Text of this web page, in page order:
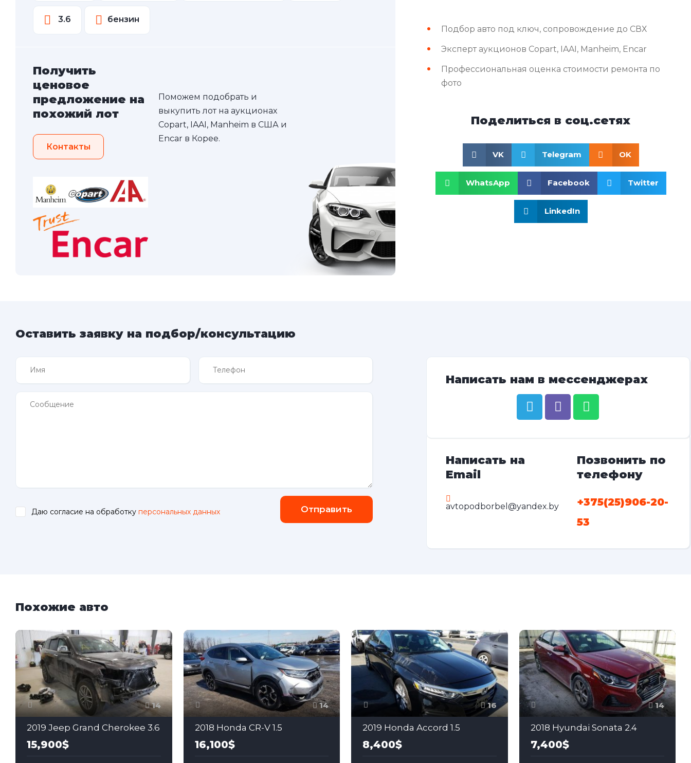
3.6 бензин
Получить
ценовое
предложение на
похожий лот
Контакты
Поможем подобрать и
выкупить лот на аукционах
Copart, IAAI, Manheim в США и
Encar в Корее.
Подбор авто под ключ, сопровождение до СВХ
Эксперт аукционов Copart, IAAI, Manheim, Encar
Профессиональная оценка стоимости ремонта по
фото
Поделиться в соц.сетях
VK Telegram OK
WhatsApp Facebook Twitter
LinkedIn
Оставить заявку на подбор/консультацию
Даю согласие на обработку персональных данных Отправить
Написать нам в мессенджерах
Написать на
Email
avtopodborbel@yandex.by
Позвонить по
телефону
+375(25)906-20-
53
Похожие авто
14
2019 Jeep Grand Cherokee 3.6
15,900$
14
2018 Honda CR-V 1.5
16,100$
16
2019 Honda Accord 1.5
8,400$
14
2018 Hyundai Sonata 2.4
7,400$